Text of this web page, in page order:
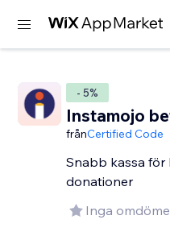
- 5%
Instamojo
frånCertified Code
Snabb kassa
donationer
Inga